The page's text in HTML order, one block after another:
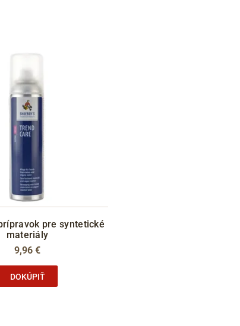
pre syntetické
materiály
9,96 €
DOKÚPIŤ